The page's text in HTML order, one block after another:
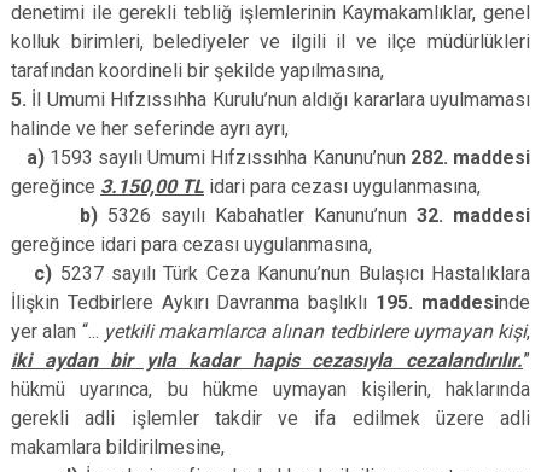
denetimi ile gerekli tebliğ işlemlerinin Kaymakamlıklar, genel
kolluk birimleri, belediyeler ve ilgili il ve ilçe müdürlükleri
tarafından koordineli bir şekilde yapılmasına,
5. İl Umumi Hıfzıssıhha Kurulu’nun aldığı kararlara uyulmaması
halinde ve her seferinde ayrı ayrı,
a)1593 sayılı Umumi Hıfzıssıhha Kanunu’nun 282. maddesi
gereğince 3.150,00 TL idari para cezası uygulanmasına,
b)5326 sayılı Kabahatler Kanunu’nun 32. maddesi
gereğince idari para cezası uygulanmasına,
c) 5237 sayılı Türk Ceza Kanunu’nun Bulaşıcı Hastalıklara
İlişkin Tedbirlere Aykırı Davranma başlıklı 195. maddesinde
yer alan “... yetkili makamlarca alınan tedbirlere uymayan kişi,
iki aydan bir yıla kadar hapis cezasıyla cezalandırılır.”
hükmü uyarınca, bu hükme uymayan kişilerin, haklarında
gerekli adli işlemler takdir ve ifa edilmek üzere adli
makamlara bildirilmesine,